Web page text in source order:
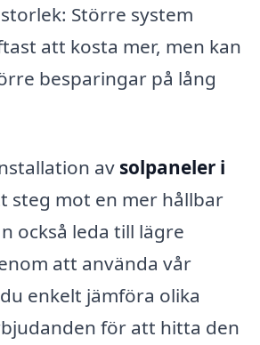
Större system
att kosta mer, men kan
besparingar på lång
av solpaneler i
steg mot en mer hållbar
också leda till lägre
att använda vår
enkelt jämföra olika
för att hitta den